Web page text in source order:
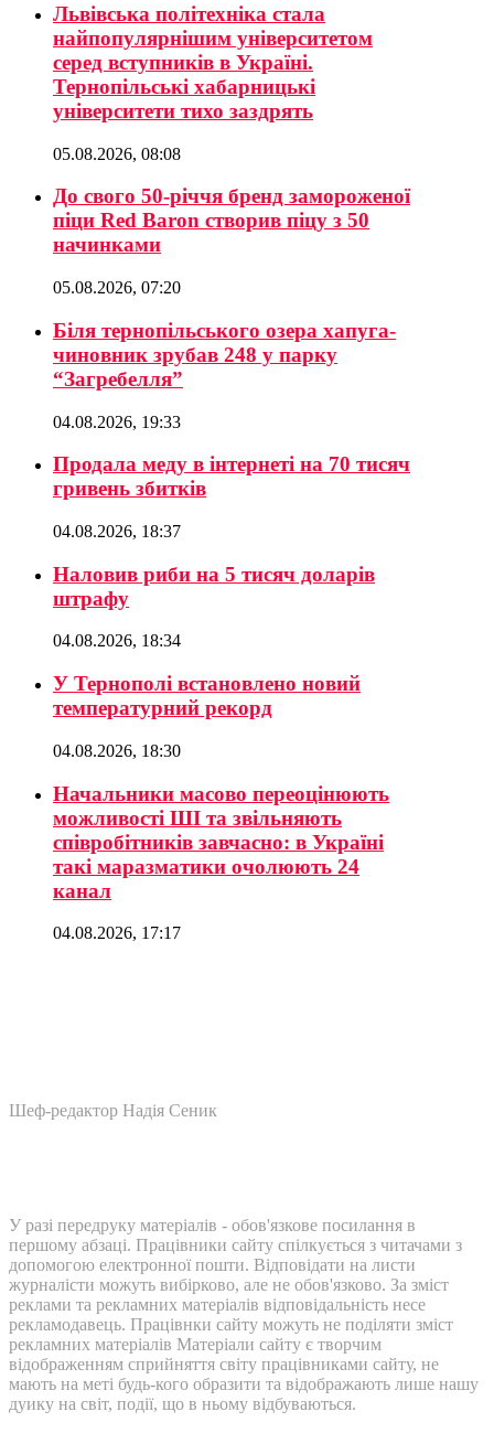
Львівська політехніка стала
найпопулярнішим університетом
серед вступників в Україні.
Тернопільські хабарницькі
університети тихо заздрять
05.08.2026, 08:08
До свого 50-річчя бренд замороженої
піци Red Baron створив піцу з 50
начинками
05.08.2026, 07:20
Біля тернопільського озера хапуга-
чиновник зрубав 248 у парку
“Загребелля”
04.08.2026, 19:33
Продала меду в інтернеті на 70 тисяч
гривень збитків
04.08.2026, 18:37
Наловив риби на 5 тисяч доларів
штрафу
04.08.2026, 18:34
У Тернополі встановлено новий
температурний рекорд
04.08.2026, 18:30
Начальники масово переоцінюють
можливості ШІ та звільняють
співробітників завчасно: в Україні
такі маразматики очолюють 24
канал
04.08.2026, 17:17
Шеф-редактор Надія Сеник
У разі передруку матеріалів - обов'язкове посилання в
першому абзаці. Працівники сайту спілкується з читачами з
допомогою електронної пошти. Відповідати на листи
журналісти можуть вибірково, але не обов'язково. За зміст
реклами та рекламних матеріалів відповідальність несе
рекламодавець. Працівнки сайту можуть не поділяти зміст
рекламних матеріалів Матеріали сайту є творчим
відображенням сприйняття світу працівниками сайту, не
мають на меті будь-кого образити та відображають лише нашу
дуику на світ, події, що в ньому відбуваються.